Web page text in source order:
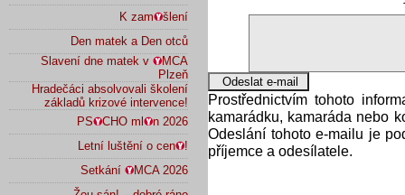
K zam
šlení
Den matek a Den otců
Slavení dne matek v
MCA
Plzeň
Hradečáci absolvovali školení
základů krizové intervence!
PS
CHO ml
n 2026
Letní luštění o cen
!
Setkání
MCA 2026
Prostřednictvím tohoto
kamarádku, kamaráda nebo
Odeslání tohoto e-mailu je
příjemce a odesílatele.